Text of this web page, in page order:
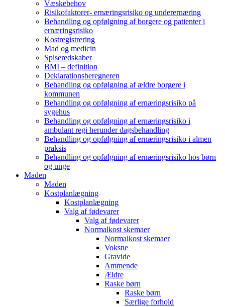
Væskebehov
Risikofaktorer- ernæringsrisiko og underernæring
Behandling og opfølgning af borgere og patienter i
ernæringsrisiko
Kostregistrering
Mad og medicin
Spiseredskaber
BMI – definition
Deklarationsberegneren
Behandling og opfølgning af ældre borgere i
kommunen
Behandling og opfølgning af ernæringsrisiko på
sygehus
Behandling og opfølgning af ernæringsrisiko i
ambulant regi herunder dagsbehandling
Behandling og opfølgning af ernæringsrisiko i almen
praksis
Behandling og opfølgning af ernæringsrisiko hos børn
og unge
Maden
Maden
Kostplanlægning
Kostplanlægning
Valg af fødevarer
Valg af fødevarer
Normalkost skemaer
Normalkost skemaer
Voksne
Gravide
Ammende
Ældre
Raske børn
Raske børn
Særlige forhold